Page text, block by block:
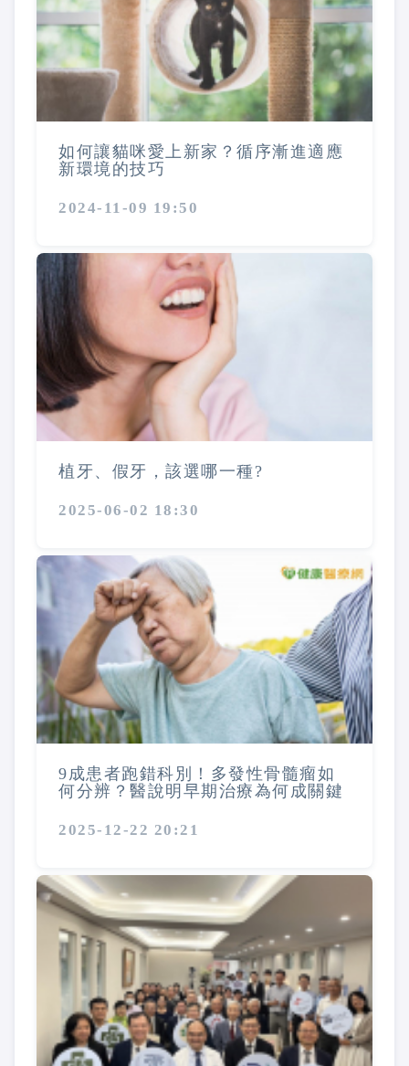
如何讓貓咪愛上新家？循序漸進適應
新環境的技巧
2024-11-09 19:50
植牙、假牙，該選哪一種?
2025-06-02 18:30
9成患者跑錯科別！多發性骨髓瘤如
何分辨？醫說明早期治療為何成關鍵
2025-12-22 20:21